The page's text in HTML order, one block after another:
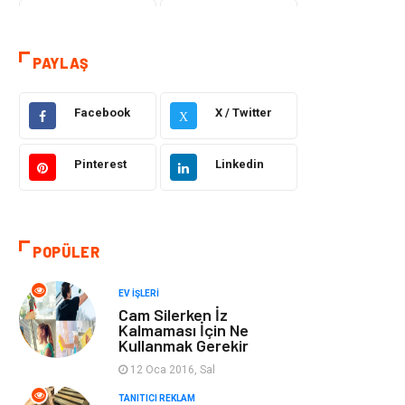
Gündem
Moda Sağlıklı Yaşam
Güzellik & Bakım Otomotiv
Giyim Alışveriş
Yeme & İçme Gıda
PAYLAŞ
Facebook X X / Twitter
Pinterest Linkedin
POPÜLER
EV İŞLERI
Cam Silerken İz
Kalmaması İçin Ne
Kullanmak Gerekir
12 Oca 2016, Sal
TANITICI REKLAM